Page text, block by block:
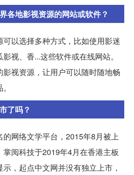
各地影视资源的网站或软件？
以选择多种方式，比如使用影迷
视、香...这些软件或在线网站。
视资源，让用户可以随时随地畅
了吗？
网络文学平台，2015年8月被上
阅科技于2019年4月在香港主板
，起点中文网并没有独立上市，